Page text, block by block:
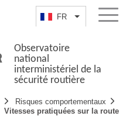
FR Lister lesMenu
Observatoire
national
interministériel de la
sécurité routière
Risques comportementaux
Vitesses pratiquées sur la route